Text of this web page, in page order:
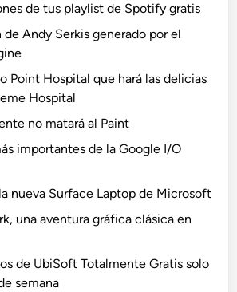
de tus playlist de Spotify gratis
Andy Serkis generado por el
Point Hospital que hará las delicias
Hospital
no matará al Paint
importantes de la Google I/O
nueva Surface Laptop de Microsoft
una aventura gráfica clásica en
de UbiSoft Totalmente Gratis solo
semana